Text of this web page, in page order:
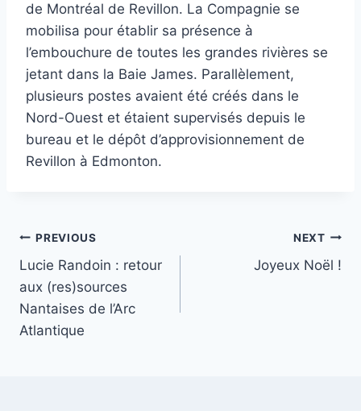
de Montréal de Revillon. La Compagnie se
mobilisa pour établir sa présence à
l’embouchure de toutes les grandes rivières se
jetant dans la Baie James. Parallèlement,
plusieurs postes avaient été créés dans le
Nord-Ouest et étaient supervisés depuis le
bureau et le dépôt d’approvisionnement de
Revillon à Edmonton.
Post
navigation
PREVIOUS
Lucie Randoin : retour
aux (res)sources
Nantaises de l’Arc
Atlantique
NEXT
Joyeux Noël !